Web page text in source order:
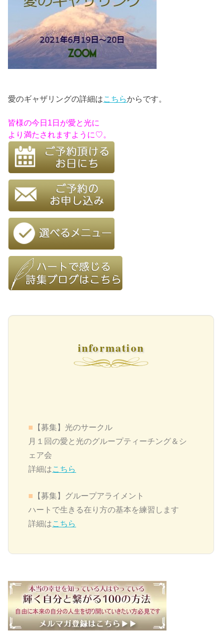
愛のギャザリングの詳細はこちらからです。
皆様の今日1日が愛と光に
より満たされますように♡。
information
■ 【募集】光のサークル
月１回の愛と光のグループティーチング＆シ
ェア会
詳細はこちら
■ 【募集】グループアライメント
ハートで生きる在り方の基本を練習します
詳細はこちら